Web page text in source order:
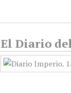
El Diario